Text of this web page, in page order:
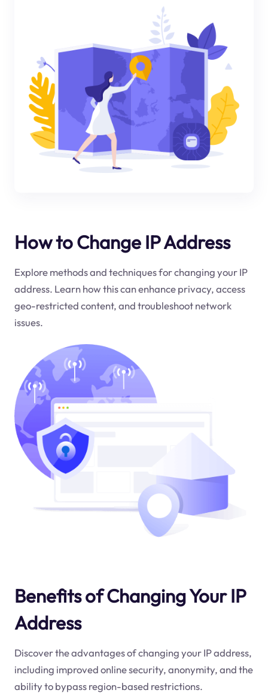
How to Change IP Address
Explore methods and techniques for changing your IP
address. Learn how this can enhance privacy, access
geo-restricted content, and troubleshoot network
issues.
Benefits of Changing Your IP
Address
Discover the advantages of changing your IP address,
including improved online security, anonymity, and the
ability to bypass region-based restrictions.